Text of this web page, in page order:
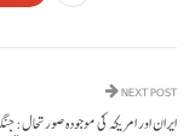
NEXT POST
ایران اور امریکہ کی موجودہ صورتحال: